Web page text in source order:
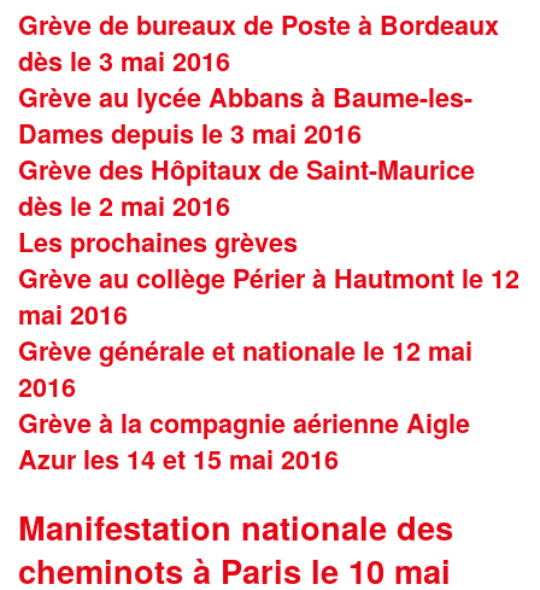
Grève de bureaux de Poste à Bordeaux
dès le 3 mai 2016
Grève au lycée Abbans à Baume-les-
Dames depuis le 3 mai 2016
Grève des Hôpitaux de Saint-Maurice
dès le 2 mai 2016
Les prochaines grèves
Grève au collège Périer à Hautmont le 12
mai 2016
Grève générale et nationale le 12 mai
2016
Grève à la compagnie aérienne Aigle
Azur les 14 et 15 mai 2016
Manifestation nationale des
cheminots à Paris le 10 mai